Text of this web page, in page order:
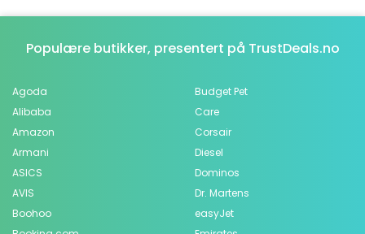
Populære butikker, presentert på TrustDeals.no
Agoda
Alibaba
Amazon
Armani
ASICS
AVIS
Boohoo
Budget Pet
Care
Corsair
Diesel
Dominos
Dr. Martens
easyJet